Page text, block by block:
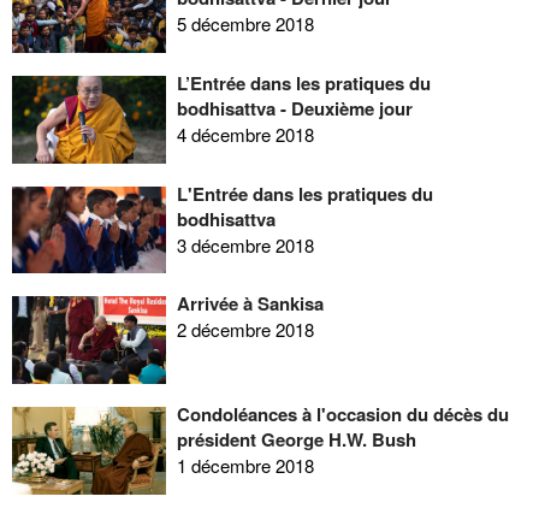
5 décembre 2018
L’Entrée dans les pratiques du
bodhisattva - Deuxième jour
4 décembre 2018
L'Entrée dans les pratiques du
bodhisattva
3 décembre 2018
Arrivée à Sankisa
2 décembre 2018
Condoléances à l'occasion du décès du
président George H.W. Bush
1 décembre 2018